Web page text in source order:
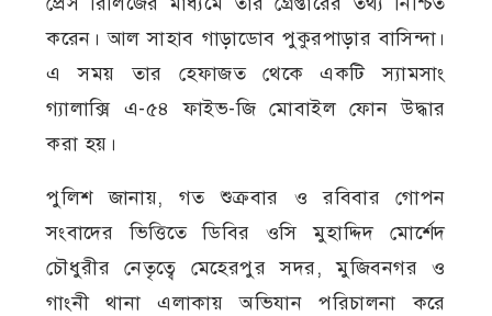
করেন। আল সাহাব গাড়াডোব পুকুরপাড়ার বাসিন্দা।
এ সময় তার হেফাজত থেকে একটি স্যামসাং
গ্যালাক্সি এ-৫৪ ফাইভ-জি মোবাইল ফোন উদ্ধার
করা হয়।
পুলিশ জানায়, গত শুক্রবার ও রবিবার গোপন
সংবাদের ভিত্তিতে ডিবির ওসি মুহাদ্দিদ মোর্শেদ
চৌধুরীর নেতৃত্বে মেহেরপুর সদর, মুজিবনগর ও
গাংনী থানা এলাকায় অভিযান পরিচালনা করে